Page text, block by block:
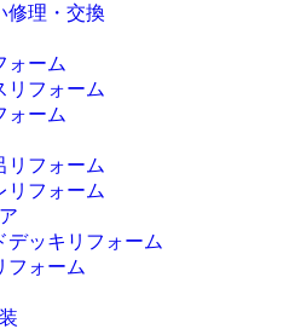
修理・交換
ォーム
リフォーム
ォーム
リフォーム
リフォーム
デッキリフォーム
フォーム